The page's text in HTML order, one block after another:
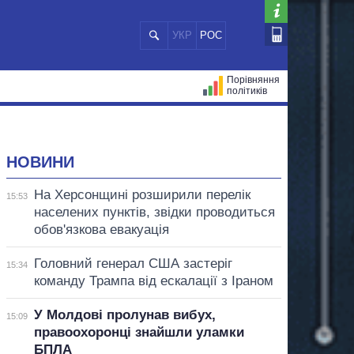
УКР РОС
Порівняння
політиків
НОВИНИ
15:53
На Херсонщині розширили перелік
населених пунктів, звідки проводиться
обов'язкова евакуація
15:34
Головний генерал США застеріг
команду Трампа від ескалації з Іраном
15:09
У Молдові пролунав вибух,
правоохоронці знайшли уламки
БПЛА